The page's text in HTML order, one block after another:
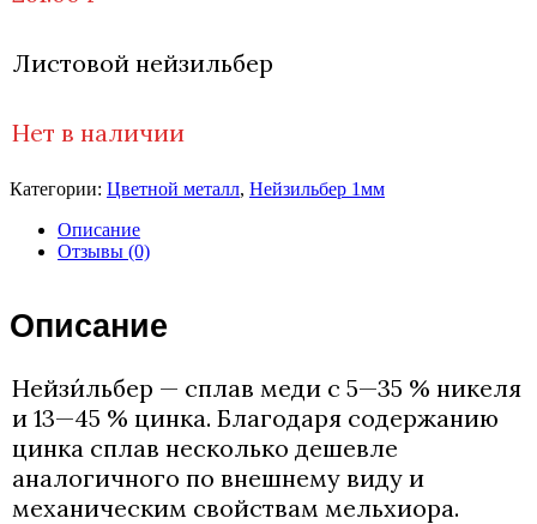
Листовой нейзильбер
Нет в наличии
Категории: Цветной металл, Нейзильбер 1мм
Описание
Отзывы (0)
Описание
Нейзи́льбер — сплав меди с 5—35 % никеля
и 13—45 % цинка. Благодаря содержанию
цинка сплав несколько дешевле
аналогичного по внешнему виду и
механическим свойствам мельхиора.